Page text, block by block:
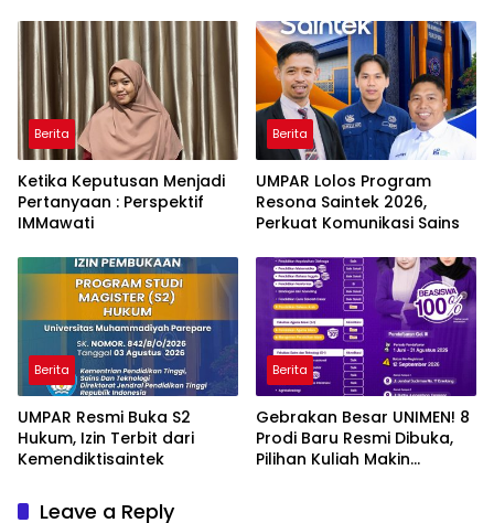
Ancaman Kleptokrasi
Berita
Ketika Keputusan Menjadi
Pertanyaan : Perspektif
IMMawati
Berita
UMPAR Lolos Program
Resona Saintek 2026,
Perkuat Komunikasi Sains
Berita
UMPAR Resmi Buka S2
Hukum, Izin Terbit dari
Kemendiktisaintek
Berita
Gebrakan Besar UNIMEN! 8
Prodi Baru Resmi Dibuka,
Pilihan Kuliah Makin
Leave a Reply